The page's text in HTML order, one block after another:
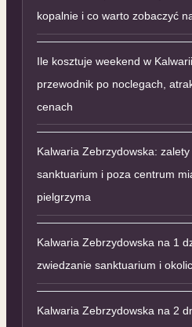
kopalnie i co warto zobaczyć
Ile kosztuje weekend w
przewodnik po noclegach,
cenach
Kalwaria Zebrzydowska:
sanktuarium i poza centrum
pielgrzyma
Kalwaria Zebrzydowska na 1
zwiedzanie sanktuarium i
Kalwaria Zebrzydowska na 2